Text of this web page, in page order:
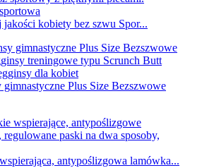
jakości kobiety bez szwu Spor...
gimnastyczne Plus Size Bezszwowe
antypoślizgowa lamówka...